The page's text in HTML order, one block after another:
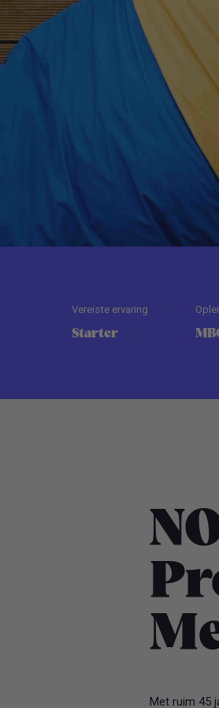
Vereiste ervaring
Starter
Met ruim 45